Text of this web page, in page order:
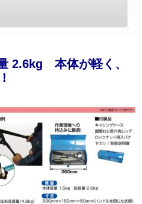
2.6kg 本体が軽く、